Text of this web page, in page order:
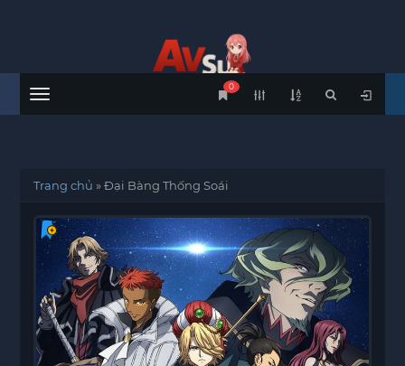
Menu
0
Trang chủ »Đại Bàng Thống Soái